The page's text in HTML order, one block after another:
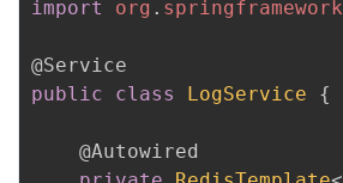
import
org . springframework
@Service
public
class LogService {
@Autowired